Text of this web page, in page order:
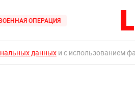
ОПЕРАЦИЯ
данных и с использованием